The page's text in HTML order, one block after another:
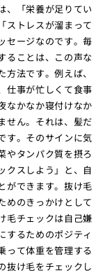
、「栄養が足りてい
ストレスが溜まって
セージなのです。毎
ることは、この声な
法です。例えば、
仕事が忙しくて食事
なかなか寝付けなか
せん。それは、髪だ
す。そのサインに気
やタンパク質を摂ろ
クスしよう」と、自
ができます。抜け毛
めのきっかけとして
毛チェックは自己嫌
するためのポジティ
って体重を管理する
抜け毛をチェックし